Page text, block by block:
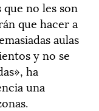
no les son
que hacer a
aulas
y no se
ha
una